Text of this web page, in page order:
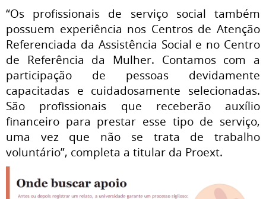
“Os profissionais de serviço social também
possuem experiência nos Centros de Atenção
Referenciada da Assistência Social e no Centro
de Referência da Mulher. Contamos com a
participação de pessoas devidamente
capacitadas e cuidadosamente selecionadas.
São profissionais que receberão auxílio
financeiro para prestar esse tipo de serviço,
uma vez que não se trata de trabalho
voluntário”, completa a titular da Proext.